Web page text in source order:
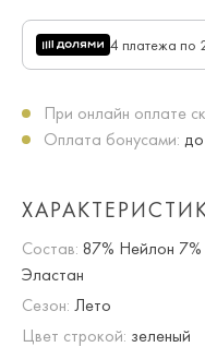
4 платежа по
При онлайн оплате
Оплата бонусами:
Состав: 87% Нейлон
Эластан
Сезон: Лето
Цвет строкой: зеленый